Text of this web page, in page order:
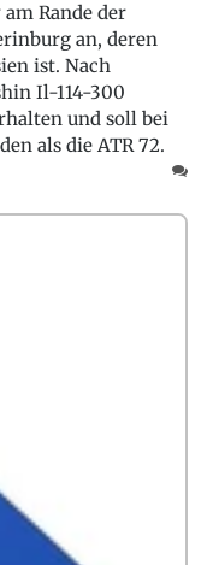
Rande der
an, deren
ist. Nach
Il-114-300
und soll bei
als die ATR 72.